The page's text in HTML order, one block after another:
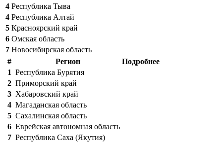
4 Республика Тыва
4 Республика Алтай
5 Красноярский край
6 Омская область
7 Новосибирская область
#
Регион
Подробнее
1 Республика Бурятия
2 Приморский край
3 Хабаровский край
4 Магаданская область
5 Сахалинская область
6 Еврейская автономная область
7 Республика Саха (Якутия)